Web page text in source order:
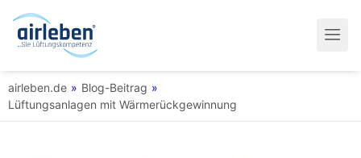
airleben.de » Blog-Beitrag »
Lüftungsanlagen mit Wärmerückgewinnung